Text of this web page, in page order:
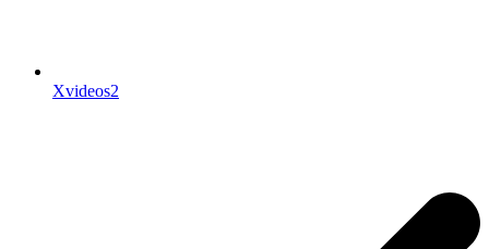
Xvideos2